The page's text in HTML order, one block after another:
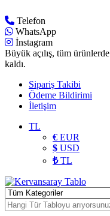
Telefon
WhatsApp
İnstagram
Büyük açılış, tüm ürünlerde
kaldı.
Sipariş Takibi
Ödeme Bildirimi
İletişim
TL
€ EUR
$ USD
₺TL